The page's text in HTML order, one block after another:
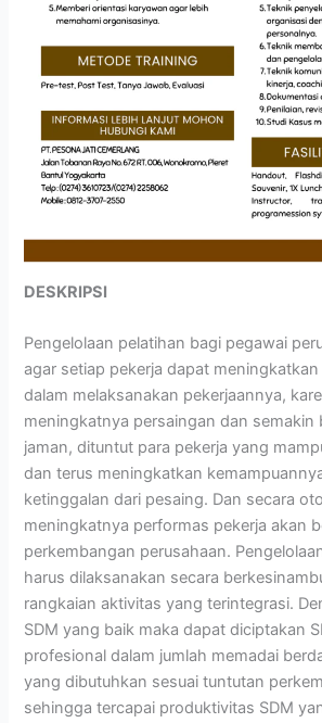
DESKRIPSI
Pengelolaan pelatihan bagi pegawai
agar setiap pekerja dapat
dalam melaksanakan pekerjaannya,
meningkatnya persaingan dan semakin
jaman, dituntut para pekerja yang
dan terus meningkatkan
ketinggalan dari pesaing. Dan secara
meningkatnya performas pekerja akan
perkembangan perusahaan.
harus dilaksanakan secara
rangkaian aktivitas yang terintegrasi.
SDM yang baik maka dapat diciptakan
profesional dalam jumlah memadai
yang dibutuhkan sesuai tuntutan
sehingga tercapai produktivitas SDM